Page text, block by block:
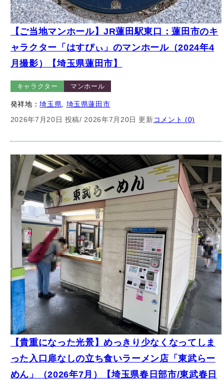
【ご当地マンホール】JR蓮田駅東口：蓮田市のキ
ャラクター「はすぴぃ」のマンホール（2024年4
月撮影）【埼玉県蓮田市】
キャラクター マンホール
発祥地：埼玉県
埼玉県蓮田市
2026年7月20日 投稿/ 2026年7月20日 更新コメント (0)
【貴重になった光景】めっきり少なくなってしま
った入口扉なしの立ち食いラーメン店「東武らー
めん」（2026年7月）【埼玉県春日部市/東武春日